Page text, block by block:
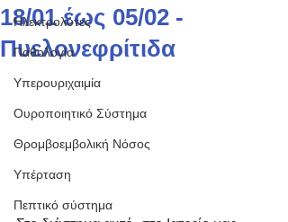
Ηλεκτρολύτες
Παθολογία
Υπερουριχαιμία
Ουροποιητικό Σύστημα
Θρομβοεμβολική Νόσος
Υπέρταση
Πεπτικό σύστημα
18/01 έως 05/02 -
Πυελονεφρίτιδα